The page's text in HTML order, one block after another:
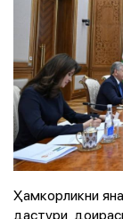
Ҳамкорликни
дастури